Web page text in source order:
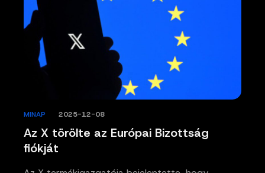
Az X törölte az Európai Bizottság
fiókját
MINAP 2025-12-08